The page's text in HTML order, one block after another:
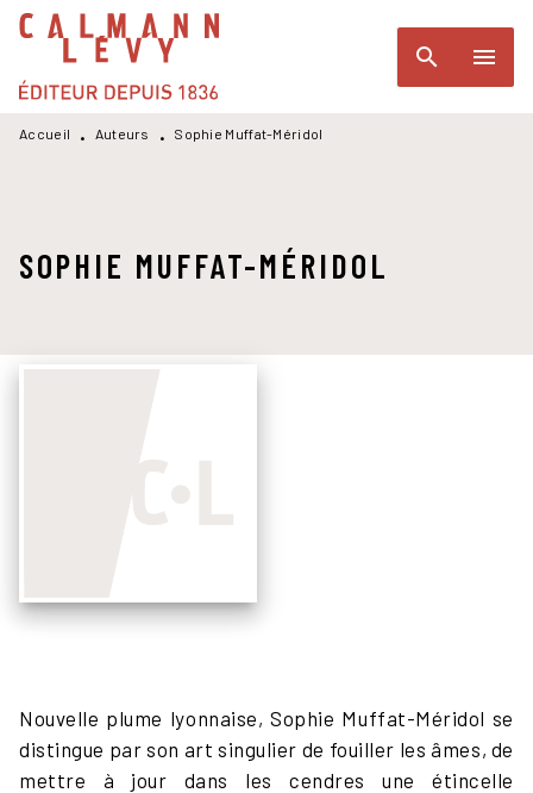
MENU RECHERCHE
PIED DE PAGE
search menu
Accueil • Auteurs • Sophie Muffat-Méridol
SOPHIE MUFFAT-MÉRIDOL
Nouvelle plume lyonnaise, Sophie Muffat-Méridol se
distingue par son art singulier de fouiller les âmes, de
mettre à jour dans les cendres une étincelle